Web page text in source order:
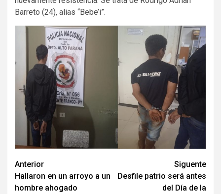
Barreto (24), alias “Bebe’i”.
Navegación
de
Anterior
Hallaron en un arroyo a un
hombre ahogado
Siguente
Desfile patrio será antes
del Día de la